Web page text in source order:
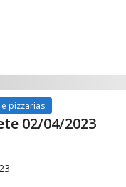
pizzarias
02/04/2023